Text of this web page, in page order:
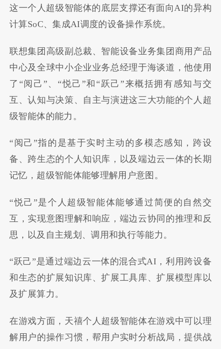
这一个人超级智能体的底层支撑还有面向AI的异构
计算SoC、集成AI调度的设备操作系统。
联想集团高级副总裁、智能设备业务集团商用产品
中心及全球中小企业业务总经理于海谈道，他使用
了 “阅己”、 “悦己 ”和 “跃己 ”来概括拥有感知与交
互、认知与决策、自主与演进这三大功能的个人超
级智能体的能力。
“阅己 ”指的是基于实时主动的多模态感知，跨设
备、跨生态的个人知识库，以及端边云一体的长期
记忆，超级智能体能够理解用户意图。
“悦己 ”是个人超级智能体能够通过简便的自然交
互，实现意图理解和响应，端边云协同的推理和反
思，以及自主规划、调用和执行等能力。
“跃己”是通过端边云一体的混合式AI ，利用跨设备
和生态的扩展知识库、扩展工具库、扩展模型库以
及扩展算力。
在游戏方面，天禧个人超级智能体在游戏中可以理
解用户的操作习惯，帮用户实时分析战局，提供战